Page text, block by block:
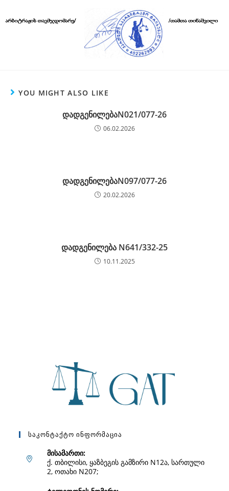
YOU MIGHT ALSO LIKE
დადგენილებაN021/077-26
06.02.2026
დადგენილებაN097/077-26
20.02.2026
დადგენილება N641/332-25
10.11.2025
Საკონტაქტო Ინფორმაცია
მისამართი:
ქ. თბილისი, ყაზბეგის გამზირი N12ა, სართული
2, ოთახი N207;